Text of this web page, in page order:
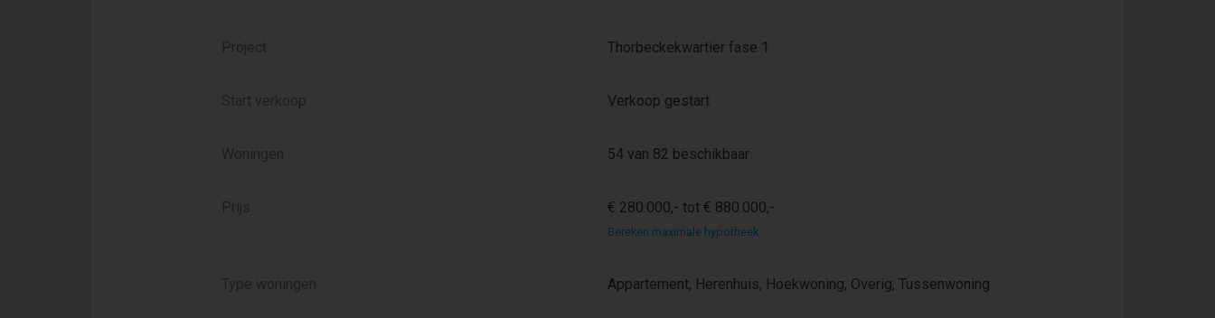
Project Thorbeckekwartier fase 1
Start verkoop Verkoop gestart
Woningen 54 van 82 beschikbaar
Prijs € 280.000,- tot € 880.000,-
Bereken maximale hypotheek
Type woningen Appartement, Herenhuis, Hoekwoning, Overig, Tussenwoning